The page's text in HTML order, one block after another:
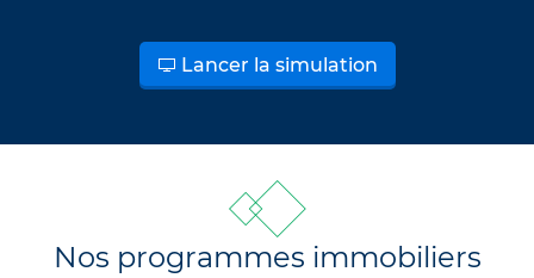
Lancer la simulation
Nos programmes immobiliers